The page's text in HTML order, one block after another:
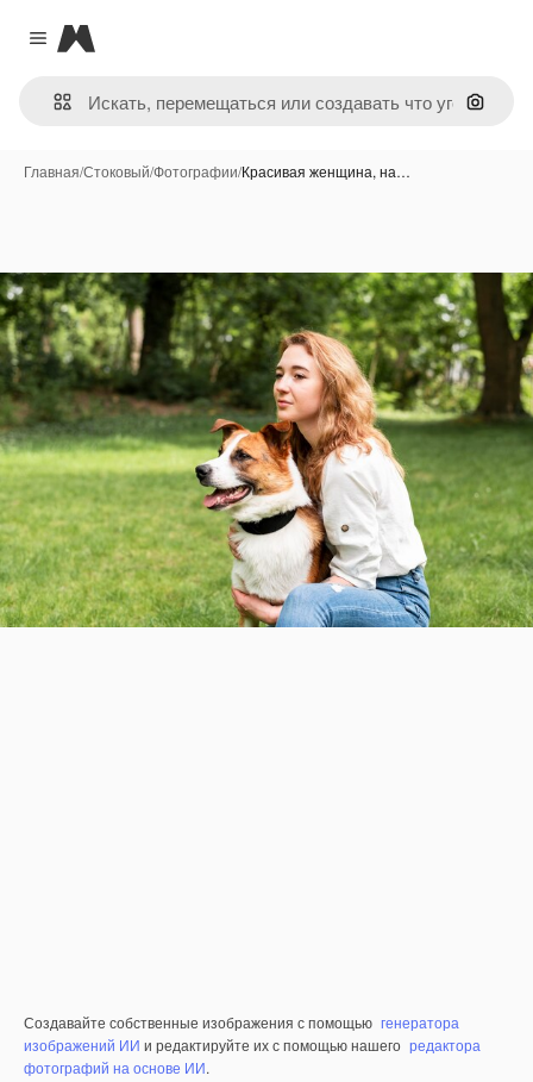
Close menu
Magnific
Поиск
Главная/Стоковый/Фотографии/Красивая женщина, на…
Создавайте собственные изображения с помощью генератора
изображений ИИ и редактируйте их с помощью нашего редактора
фотографий на основе ИИ.